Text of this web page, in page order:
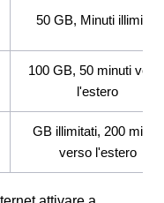
50 GB, Minuti illimitati
100 GB, 50 minuti
l'estero
GB illimitati, 200 minuti
verso l'estero